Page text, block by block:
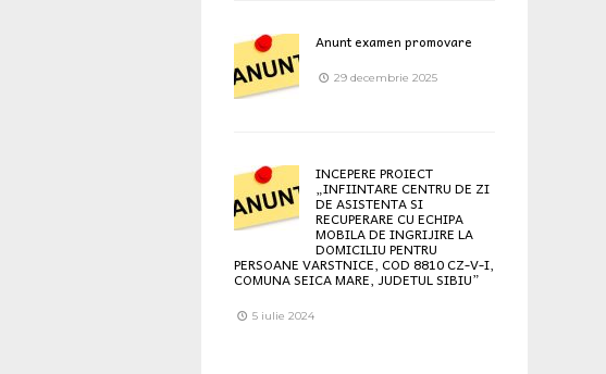
Anunt examen promovare
29 decembrie 2025
INCEPERE PROIECT
„INFIINTARE CENTRU DE ZI
DE ASISTENTA SI
RECUPERARE CU ECHIPA
MOBILA DE INGRIJIRE LA
DOMICILIU PENTRU
PERSOANE VARSTNICE, COD 8810 CZ-V-I,
COMUNA SEICA MARE, JUDETUL SIBIU”
5 iulie 2024